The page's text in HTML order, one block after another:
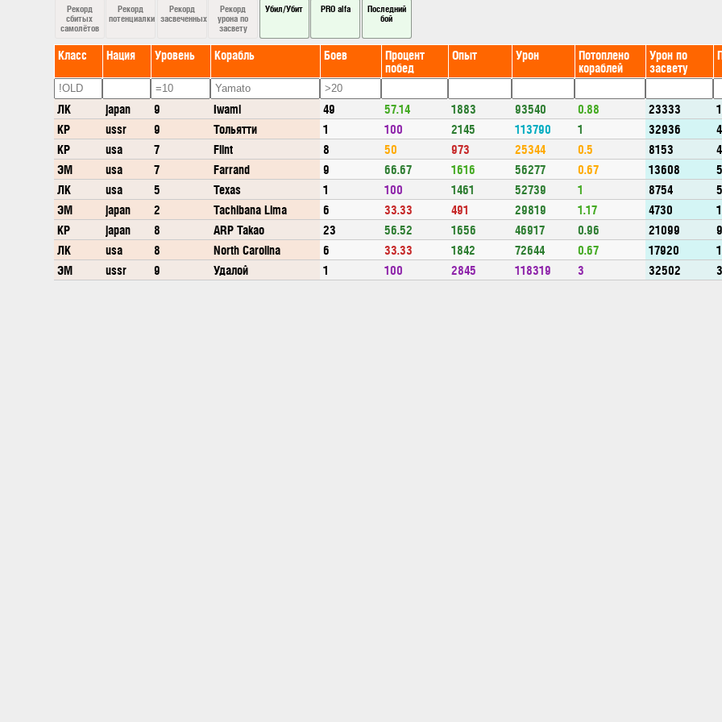
Рекорд
сбитых
самолётов
Рекорд
потенциалки
Рекорд
засвеченных
Рекорд
урона по
засвету
Убил/Убит PRO alfa
Последний
бой
Класс Нация Уровень Корабль Боев Процент
побед
Опыт Урон Потоплено
кораблей
Урон по
засвету
ЛК japan 9 Iwami 49 57.14 1883 93540 0.88 23333
КР
ussr 9 Тольятти 1 100 2145 113790 1 32936
КР
usa 7 Flint 8 50 973 25344 0.5 8153
ЭМ
usa 7 Farrand 9 66.67 1616 56277 0.67 13608
ЛК
usa 5 Texas 1 100 1461 52739 1 8754
ЭМ
japan 2 Tachibana Lima 6 33.33 491 29819 1.17 4730
КР
japan 8 ARP Takao 23 56.52 1656 46917 0.96 21099
ЛК
usa 8 North Carolina 6 33.33 1842 72644 0.67 17920
ЭМ
ussr 9 Удалой 1 100 2845 118319 3 32502